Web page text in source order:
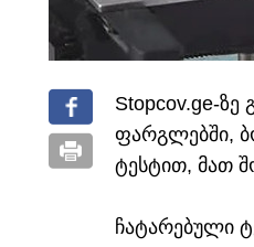
Stopcov.ge-ზე
ფარგლებში,
ტესტით, მათ
ჩატარებული